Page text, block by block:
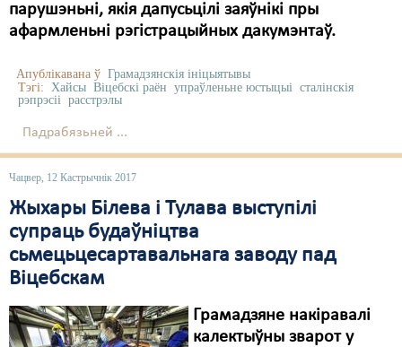
парушэньні, якія дапусьцілі заяўнікі пры
афармленьні рэгістрацыйных дакумэнтаў.
Апублікавана ў Грамадзянскія ініцыятывы
Тэгі: Хайсы Віцебскі раён упраўленьне юстыцыі сталінскія
рэпрэсіі расстрэлы
Падрабязьней ...
Чацвер, 12 Кастрычнік 2017
Жыхары Білева і Тулава выступілі
супраць будаўніцтва
сьмецьцесартавальнага заводу пад
Віцебскам
Грамадзяне накіравалі
калектыўны зварот у